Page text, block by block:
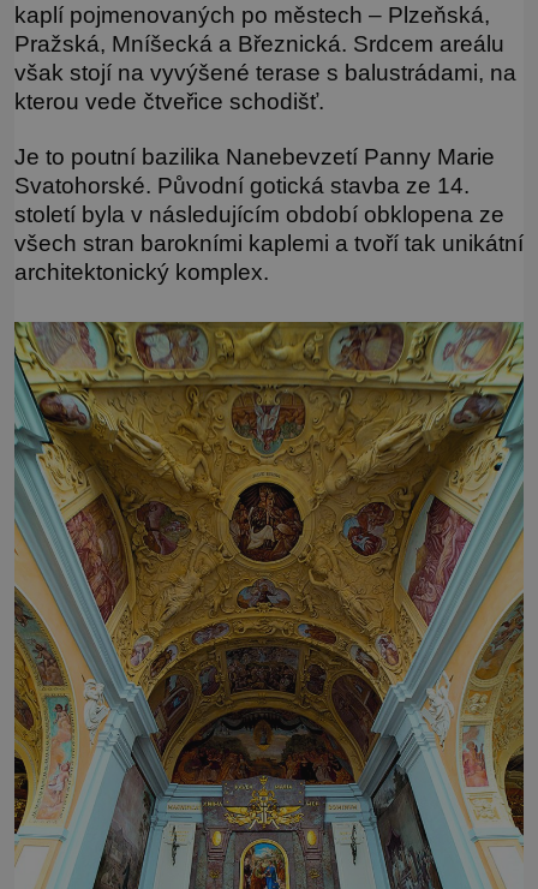
kaplí pojmenovaných po městech – Plzeňská,
Pražská, Mníšecká a Březnická. Srdcem areálu
však stojí na vyvýšené terase s balustrádami, na
kterou vede čtveřice schodišť.
Je to poutní bazilika Nanebevzetí Panny Marie
Svatohorské. Původní gotická stavba ze 14.
století byla v následujícím období obklopena ze
všech stran barokními kaplemi a tvoří tak unikátní
architektonický komplex.